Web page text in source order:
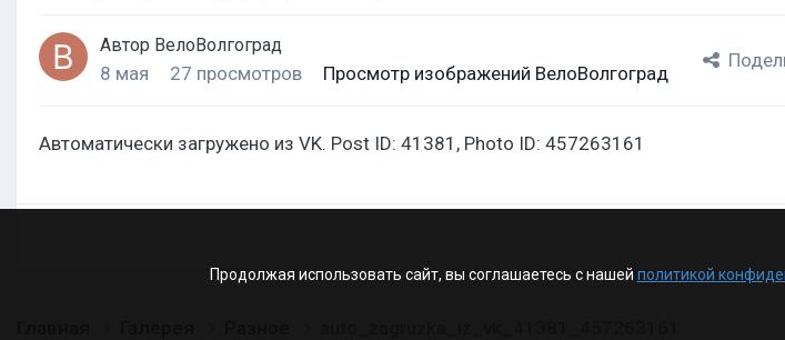
Автор ВелоВолгоград
8 мая 27 просмотров Просмотр изображений ВелоВолгоград
Автоматически загружено из VK. Post ID: 41381, Photo ID: 457263161
Продолжая использовать сайт, вы соглашаетесь с нашей политикой